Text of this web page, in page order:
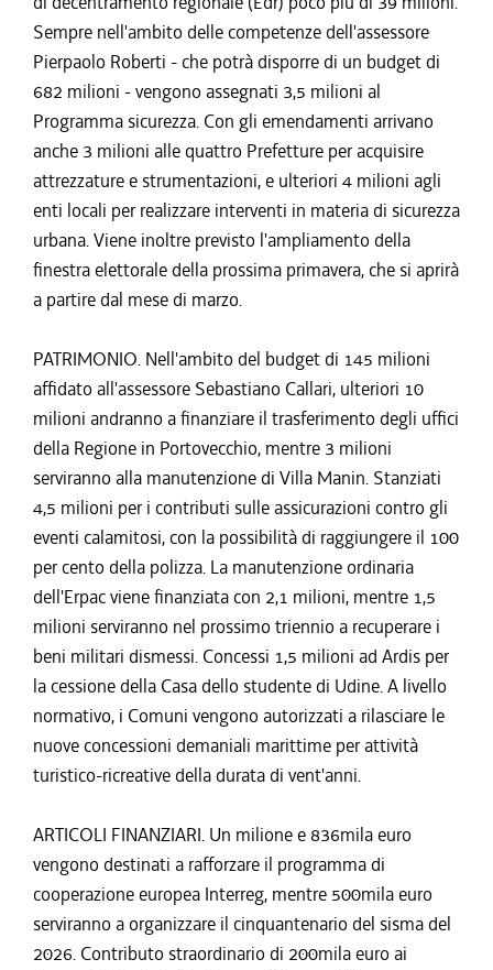
Sempre nell'ambito delle competenze dell'assessore
Pierpaolo Roberti - che potrà disporre di un budget di
682 milioni - vengono assegnati 3,5 milioni al
Programma sicurezza. Con gli emendamenti arrivano
anche 3 milioni alle quattro Prefetture per acquisire
attrezzature e strumentazioni, e ulteriori 4 milioni agli
enti locali per realizzare interventi in materia di sicurezza
urbana. Viene inoltre previsto l'ampliamento della
finestra elettorale della prossima primavera, che si aprirà
a partire dal mese di marzo.
PATRIMONIO. Nell'ambito del budget di 145 milioni
affidato all'assessore Sebastiano Callari, ulteriori 10
milioni andranno a finanziare il trasferimento degli uffici
della Regione in Portovecchio, mentre 3 milioni
serviranno alla manutenzione di Villa Manin. Stanziati
4,5 milioni per i contributi sulle assicurazioni contro gli
eventi calamitosi, con la possibilità di raggiungere il 100
per cento della polizza. La manutenzione ordinaria
dell'Erpac viene finanziata con 2,1 milioni, mentre 1,5
milioni serviranno nel prossimo triennio a recuperare i
beni militari dismessi. Concessi 1,5 milioni ad Ardis per
la cessione della Casa dello studente di Udine. A livello
normativo, i Comuni vengono autorizzati a rilasciare le
nuove concessioni demaniali marittime per attività
turistico-ricreative della durata di vent'anni.
ARTICOLI FINANZIARI. Un milione e 836mila euro
vengono destinati a rafforzare il programma di
cooperazione europea Interreg, mentre 500mila euro
serviranno a organizzare il cinquantenario del sisma del
2026. Contributo straordinario di 200mila euro ai